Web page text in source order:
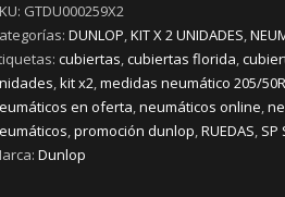
GTDU000259X2
DUNLOP,KIT X 2 UNIDADES,
cubiertas,cubiertas florida,
,kit x2,medidas neumático 205/
en oferta,neumáticos online,
,promoción dunlop,RUEDAS, SP
Dunlop